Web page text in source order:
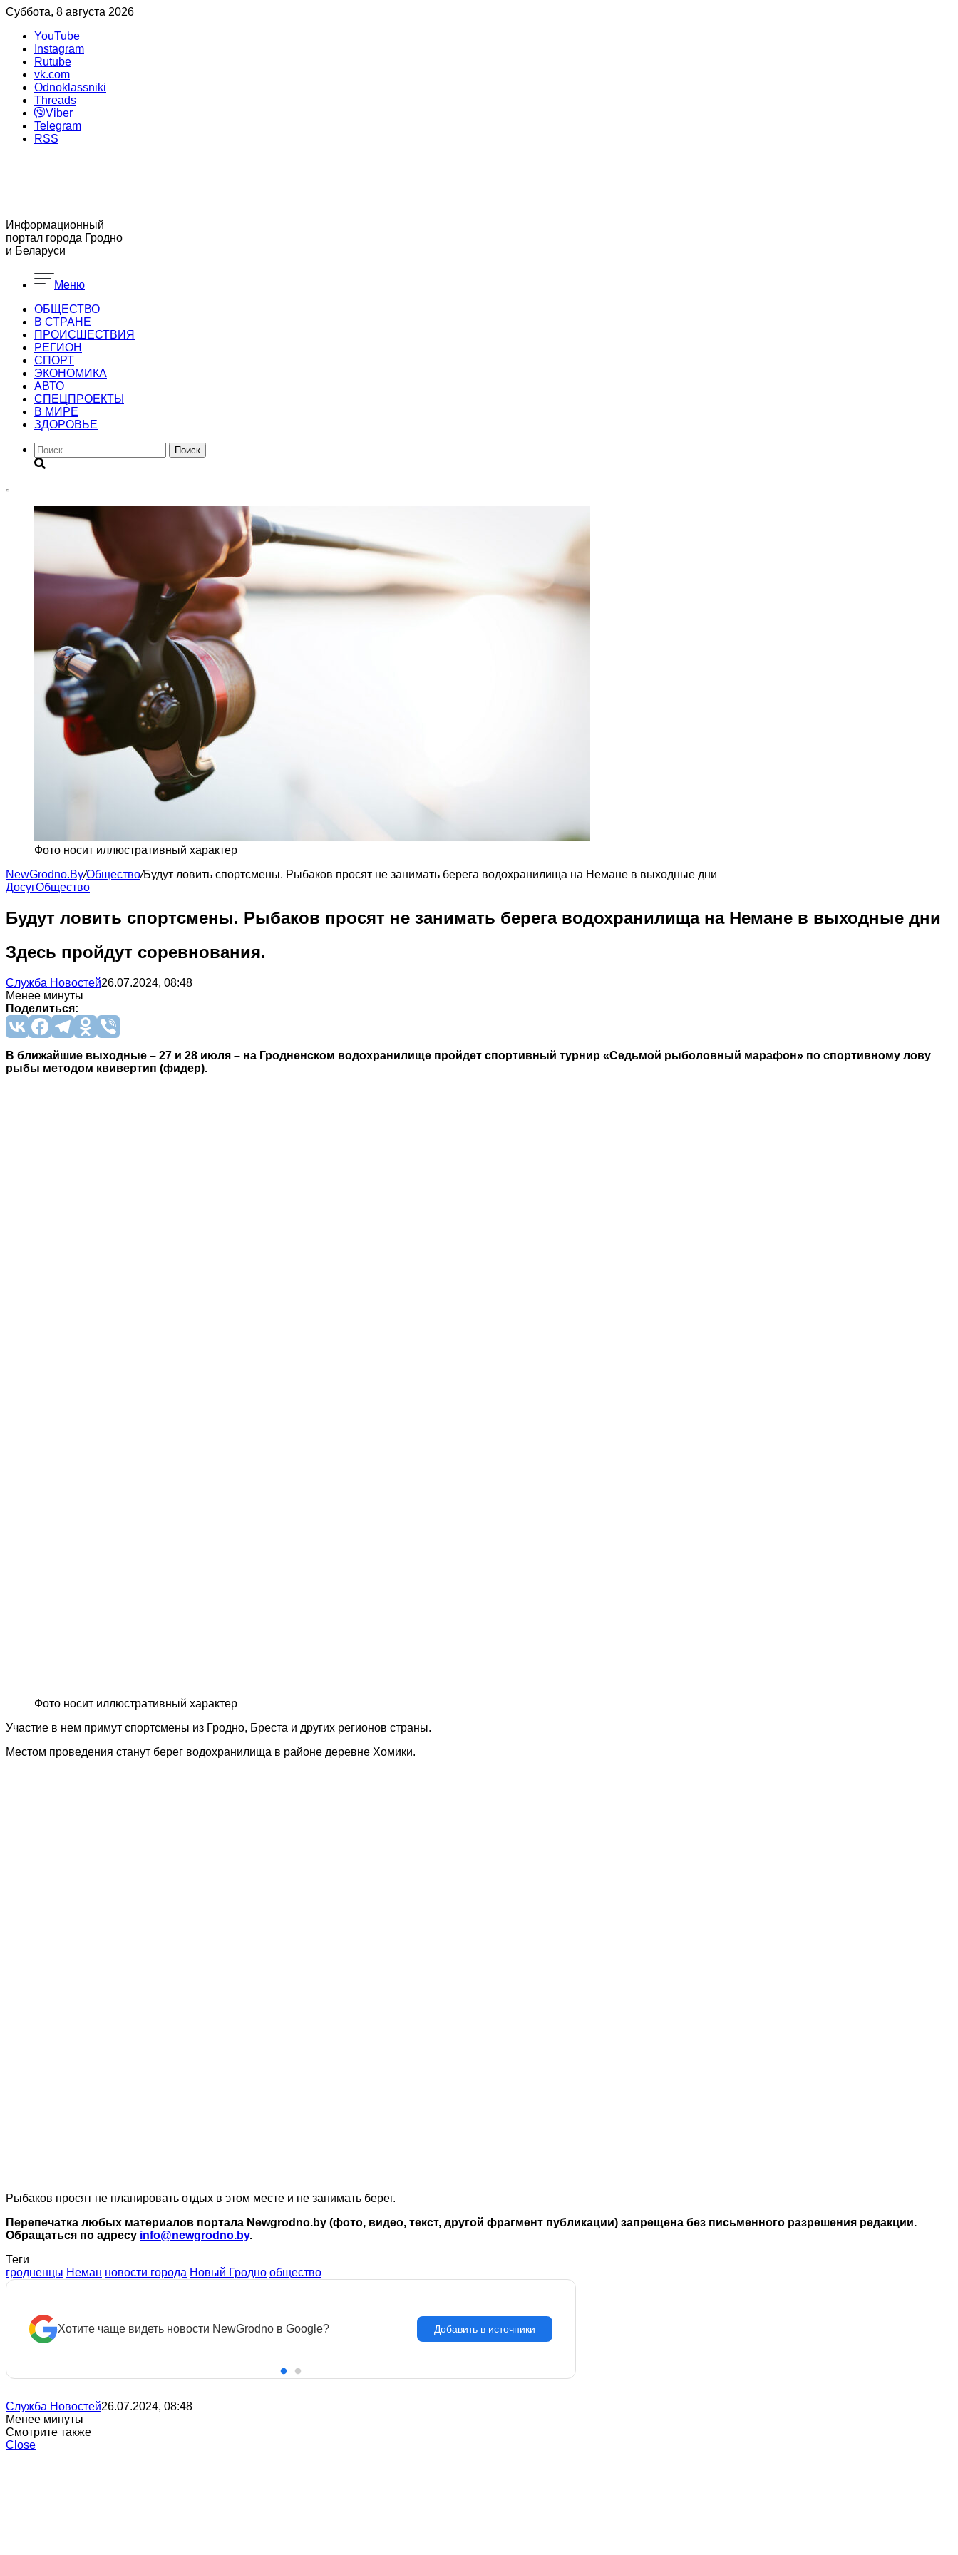
Суббота, 8 августа 2026
YouTube
Instagram
Rutube
vk.com
Odnoklassniki
Threads
Viber
Telegram
RSS
Информационный
портал города Гродно
и Беларуси
Меню
ОБЩЕСТВО
В СТРАНЕ
ПРОИСШЕСТВИЯ
РЕГИОН
CПОРТ
ЭКОНОМИКА
АВТО
СПЕЦПРОЕКТЫ
В МИРЕ
ЗДОРОВЬЕ
Поиск
Фото носит иллюстративный характер
NewGrodno.By/Общество/Будут ловить спортсмены. Рыбаков просят не занимать берега водохранилища на Немане в выходные дни
ДосугОбщество
Будут ловить спортсмены. Рыбаков просят не занимать берега водохранилища на Немане в выходные дни
Здесь пройдут соревнования.
Служба Новостей26.07.2024, 08:48
Менее минуты
Поделиться:
В ближайшие выходные – 27 и 28 июля – на Гродненском водохранилище пройдет спортивный турнир «Седьмой рыболовный марафон» по спортивному лову
рыбы методом квивертип (фидер).
Фото носит иллюстративный характер
Участие в нем примут спортсмены из Гродно, Бреста и других регионов страны.
Местом проведения станут берег водохранилища в районе деревне Хомики.
Рыбаков просят не планировать отдых в этом месте и не занимать берег.
Перепечатка любых материалов портала Newgrodno.by (фото, видео, текст, другой фрагмент публикации) запрещена без письменного разрешения редакции.
Обращаться по адресу info@newgrodno.by.
Теги
гродненцы Неман новости города Новый Гродно общество
Хотите чаще видеть новости NewGrodno в Google? Добавить в источники
Служба Новостей26.07.2024, 08:48
Менее минуты
Смотрите также
Close